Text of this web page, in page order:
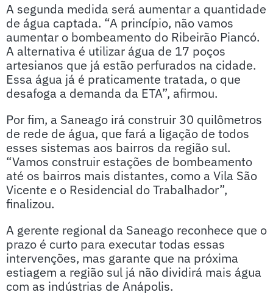
A segunda medida será aumentar a quantidade
de água captada. “A princípio, não vamos
aumentar o bombeamento do Ribeirão Piancó.
A alternativa é utilizar água de 17 poços
artesianos que já estão perfurados na cidade.
Essa água já é praticamente tratada, o que
desafoga a demanda da ETA”, afirmou.
Por fim, a Saneago irá construir 30 quilômetros
de rede de água, que fará a ligação de todos
esses sistemas aos bairros da região sul.
“Vamos construir estações de bombeamento
até os bairros mais distantes, como a Vila São
Vicente e o Residencial do Trabalhador”,
finalizou.
A gerente regional da Saneago reconhece que o
prazo é curto para executar todas essas
intervenções, mas garante que na próxima
estiagem a região sul já não dividirá mais água
com as indústrias de Anápolis.